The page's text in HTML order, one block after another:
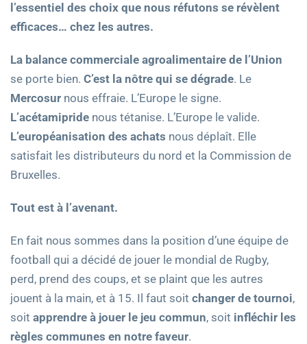
l’essentiel des choix que nous réfutons se révèlent
efficaces… chez les autres.
La balance commerciale agroalimentaire de l’Union
se porte bien. C’est la nôtre qui se dégrade. Le
Mercosur nous effraie. L’Europe le signe.
L’acétamipride nous tétanise. L’Europe le valide.
L’européanisation des achats nous déplaît. Elle
satisfait les distributeurs du nord et la Commission de
Bruxelles.
Tout est à l’avenant.
En fait nous sommes dans la position d’une équipe de
football qui a décidé de jouer le mondial de Rugby,
perd, prend des coups, et se plaint que les autres
jouent à la main, et à 15. Il faut soit changer de tournoi,
soit apprendre à jouer le jeu commun, soit infléchir les
règles communes en notre faveur.